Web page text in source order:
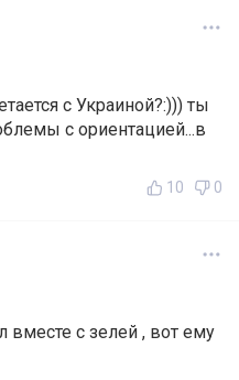
с Украиной?:))) ты
с ориентацией...в
10 0
вместе с зелей , вот ему